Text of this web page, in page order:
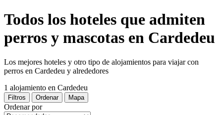
Todos los hoteles que admiten
perros y mascotas en Cardedeu
Los mejores hoteles y otro tipo de alojamientos para viajar con
perros en Cardedeu y alrededores
1 alojamiento en Cardedeu
Filtros Ordenar Mapa
Ordenar por